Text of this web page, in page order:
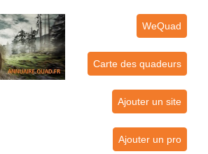
WeQuad
Carte des quadeurs
Ajouter un site
Ajouter un pro